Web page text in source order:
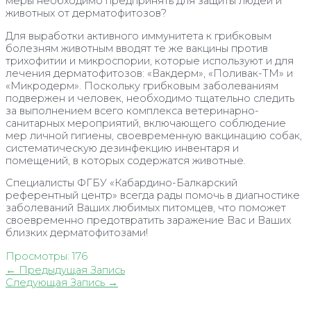
животных от дерматофитозов?
Для выработки активного иммунитета к грибковым
болезням животным вводят те же вакцины против
трихофитии и микроспории, которые используют и для
лечения дерматофитозов: «Вакдерм», «Поливак-ТМ» и
«Микродерм». Поскольку грибковым заболеваниям
подвержен и человек, необходимо тщательно следить
за выполнением всего комплекса ветеринарно-
санитарных мероприятий, включающего соблюдение
мер личной гигиены, своевременную вакцинацию собак,
систематическую дезинфекцию инвентаря и
помещений, в которых содержатся животные.
Специалисты ФГБУ «Кабардино-Балкарский
референтный центр» всегда рады помочь в диагностике
заболеваний Ваших любимых питомцев, что поможет
своевременно предотвратить заражение Вас и Ваших
близких дерматофитозами!
Просмотры: 176
Навигация
по
← Предыдущая Запись
Следующая Запись →